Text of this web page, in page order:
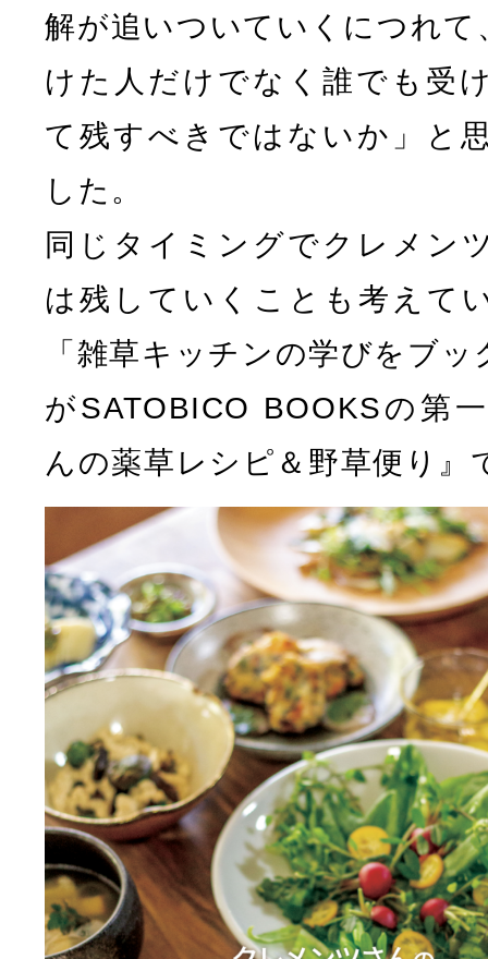
解が追いついていくにつれて
けた人だけでなく誰でも受
て残すべきではないか」と
した。
同じタイミングでクレメン
は残していくことも考えて
「雑草キッチンの学びをブ
がSATOBICO BOOKSの第
んの薬草レシピ＆野草便り』